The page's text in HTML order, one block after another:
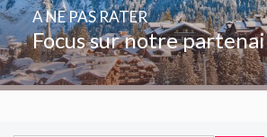
Focus sur notre
A NE PAS RATER